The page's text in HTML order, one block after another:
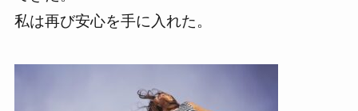
私は再び安心を手に入れた。